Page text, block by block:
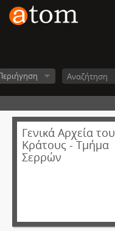
Γενικά Αρχεία του
Κράτους - Τμήμα
Σερρών